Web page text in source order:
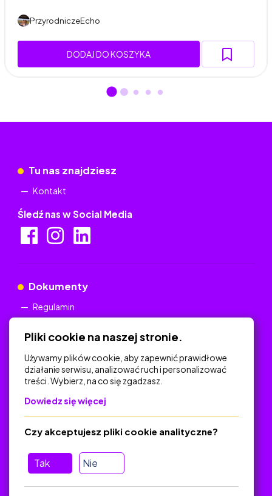
PrzyrodniczeEcho
DODAJ DO KOSZYKA
Tu nas znajdziesz
Kontakt
Śledź nas w Social Media
Dokumenty
Regulamin
Na skróty
Polityka Prywatności
Regulamin
O platformie
Baza materiałów dydaktycznych
Jak zostać autorem
FAQ
Pliki cookie na naszej stronie.
Używamy plików cookie, aby zapewnić prawidłowe
działanie serwisu, analizować ruch i personalizować
treści. Wybierz, na co się zgadzasz.
Dowiedz się więcej
Tak Nie
Czy akceptujesz pliki cookie analityczne?